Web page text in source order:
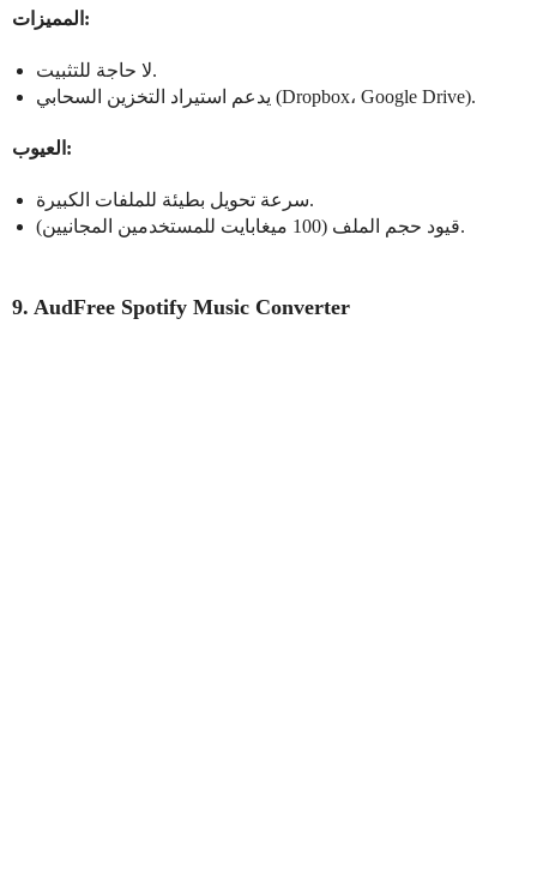
المميزات:
لا حاجة للتثبيت.
يدعم استيراد التخزين السحابي (Dropbox، Google Drive).
العيوب:
سرعة تحويل بطيئة للملفات الكبيرة.
قيود حجم الملف (100 ميغابايت للمستخدمين المجانيين).
9. AudFree Spotify Music Converter